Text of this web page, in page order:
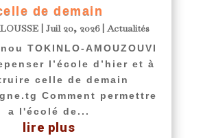
de demain
| Juil 20, 2026|Actualités
TOKINLO-AMOUZOUVI
l’école d’hier et à
celle de demain
Comment permettre
a l'écolé de...
lire plus